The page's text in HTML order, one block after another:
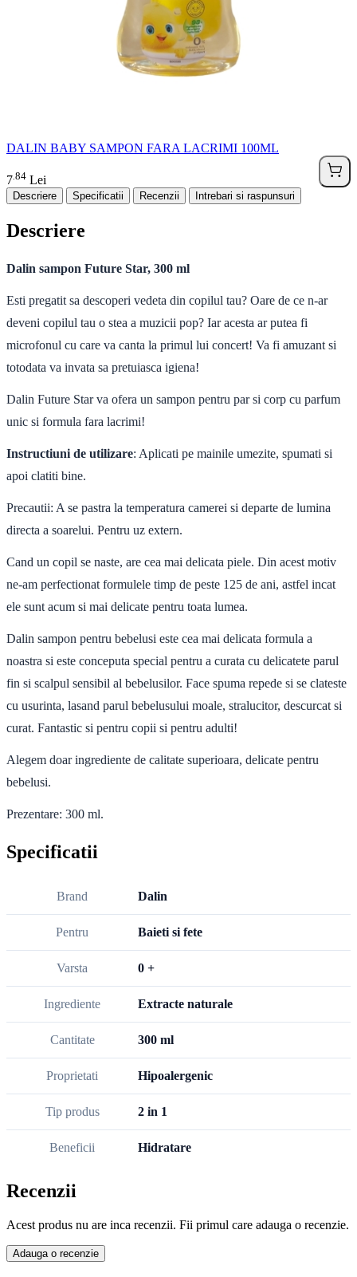
DALIN BABY SAMPON FARA LACRIMI 100ML
7 84 Lei
Descriere Specificatii Recenzii Intrebari si raspunsuri
Descriere
Dalin sampon Future Star, 300 ml
Esti pregatit sa descoperi vedeta din copilul tau? Oare de ce n-ar
deveni copilul tau o stea a muzicii pop? Iar acesta ar putea fi
microfonul cu care va canta la primul lui concert! Va fi amuzant si
totodata va invata sa pretuiasca igiena!
Dalin Future Star va ofera un sampon pentru par si corp cu parfum
unic si formula fara lacrimi!
Instructiuni de utilizare: Aplicati pe mainile umezite, spumati si
apoi clatiti bine.
Precautii: A se pastra la temperatura camerei si departe de lumina
directa a soarelui. Pentru uz extern.
Cand un copil se naste, are cea mai delicata piele. Din acest motiv
ne-am perfectionat formulele timp de peste 125 de ani, astfel incat
ele sunt acum si mai delicate pentru toata lumea.
Dalin sampon pentru bebelusi este cea mai delicata formula a
noastra si este conceputa special pentru a curata cu delicatete parul
fin si scalpul sensibil al bebelusilor. Face spuma repede si se clateste
cu usurinta, lasand parul bebelusului moale, stralucitor, descurcat si
curat. Fantastic si pentru copii si pentru adulti!
Alegem doar ingrediente de calitate superioara, delicate pentru
bebelusi.
Prezentare: 300 ml.
Specificatii
Brand Dalin
Pentru Baieti si fete
Varsta 0 +
Ingrediente Extracte naturale
Cantitate 300 ml
Proprietati Hipoalergenic
Tip produs 2 in 1
Beneficii Hidratare
Recenzii
Acest produs nu are inca recenzii. Fii primul care adauga o recenzie.
Adauga o recenzie